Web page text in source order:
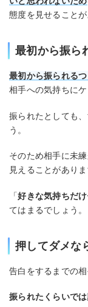
態度を見せることが
最初から振ら
最初から振られる
相手への気持ちに
振られたとしても
う。
そのため相手に未
見えることがありま
「好きな気持ちだ
てはまるでしょう。
押してダメな
告白をするまでの
振られたくらいで